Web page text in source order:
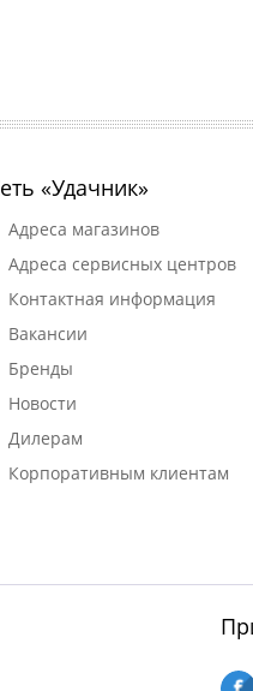
«Удачник»
Адреса магазинов
Адреса сервисных центров
Контактная информация
Вакансии
Бренды
Новости
Дилерам
Корпоративным клиентам